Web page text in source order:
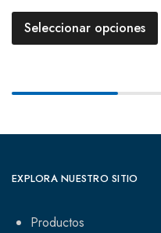
Seleccionar opciones
EXPLORA NUESTRO SITIO
Productos